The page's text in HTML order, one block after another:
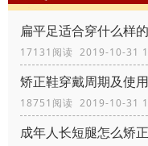
扁平足适合穿什么样
17131阅读 2019-10-31
矫正鞋穿戴周期及使
18751阅读 2019-10-31
成年人长短腿怎么矫